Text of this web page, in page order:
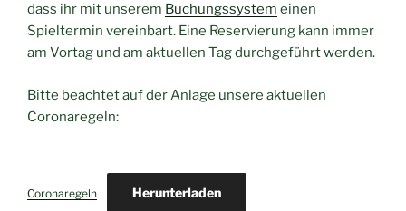
dass ihr mit unserem Buchungssystem einen
Spieltermin vereinbart. Eine Reservierung kann immer
am Vortag und am aktuellen Tag durchgeführt werden.
Bitte beachtet auf der Anlage unsere aktuellen
Coronaregeln:
Coronaregeln Herunterladen